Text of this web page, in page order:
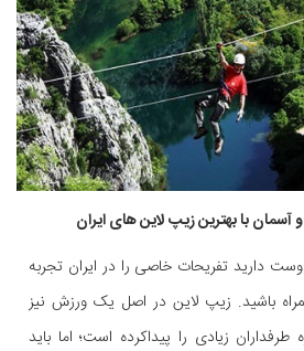
با بهترین زیپ لاین های ایران
دارید تفریحات خاصی را در ایران تجربه
باشید. زیپ لاین در اصل یک ورزش نیز
زیادی را پیداکرده است؛ اما باید